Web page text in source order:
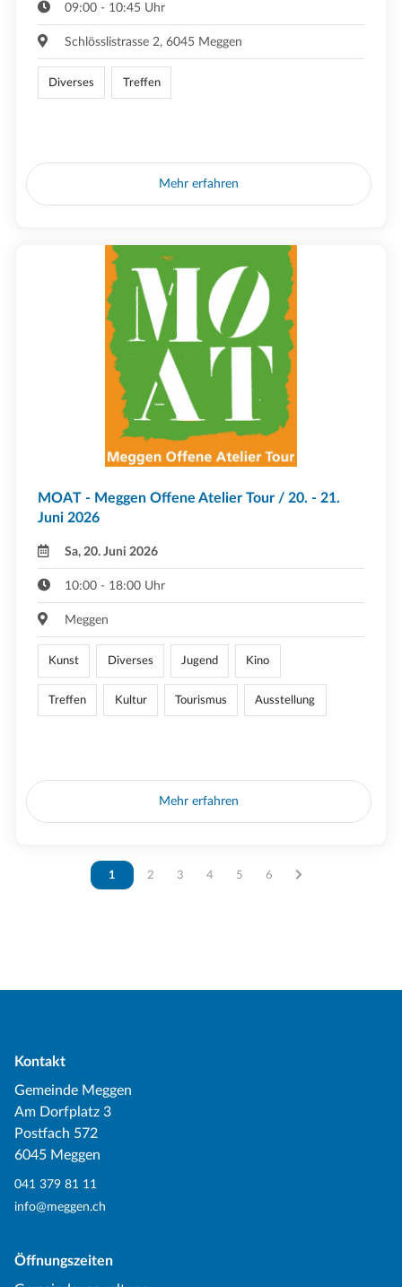
09:00 - 10:45 Uhr
Schlösslistrasse 2, 6045 Meggen
Diverses Treffen
Mehr erfahren
MOAT - Meggen Offene Atelier Tour / 20. - 21.
Juni 2026
Sa, 20. Juni 2026
10:00 - 18:00 Uhr
Meggen
Kunst Diverses Jugend Kino
Treffen Kultur Tourismus Ausstellung
Mehr erfahren
Vous êtes sur la page
1 Vous êtes sur la page
2 Vous êtes sur la page
3 Vous êtes sur la page
4 Vous êtes sur la page
5 Vous êtes sur la page
6
Kontakt
Gemeinde Meggen
Am Dorfplatz 3
Postfach 572
6045 Meggen
041 379 81 11
info@meggen.ch
Öffnungszeiten